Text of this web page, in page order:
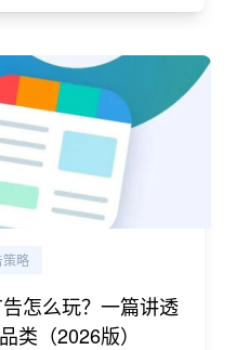
策略
怎么玩？一篇讲透
类（2026版）